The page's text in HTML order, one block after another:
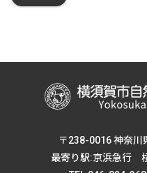
〒238-0016 神奈川
最寄り駅:京浜急行